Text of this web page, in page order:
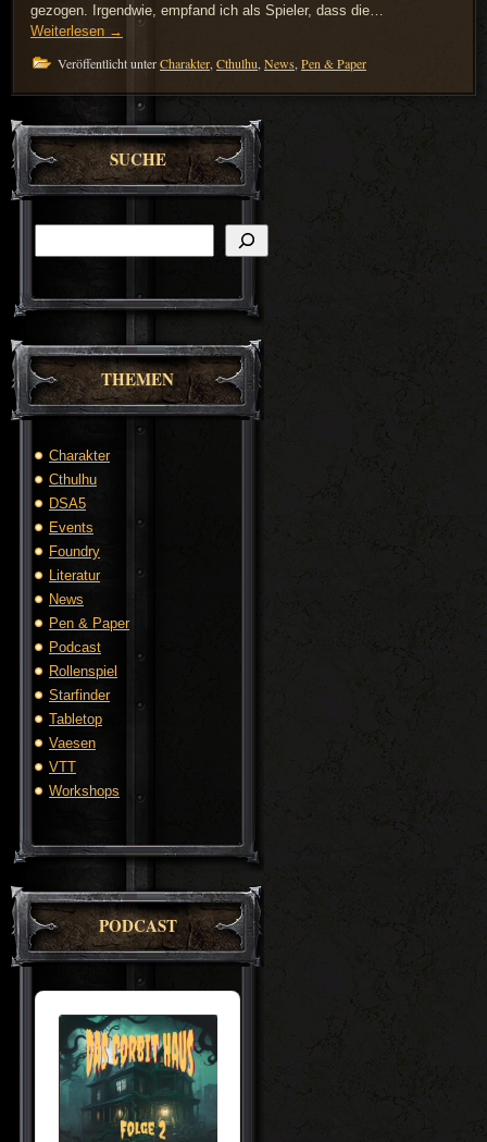
gezogen. Irgendwie, empfand ich als Spieler, dass die…
Weiterlesen →
Veröffentlicht unterCharakter, Cthulhu, News, Pen & Paper
SUCHE
THEMEN
Charakter
Cthulhu
DSA5
Events
Foundry
Literatur
News
Pen & Paper
Podcast
Rollenspiel
Starfinder
Tabletop
Vaesen
VTT
Workshops
PODCAST
Audio
Player